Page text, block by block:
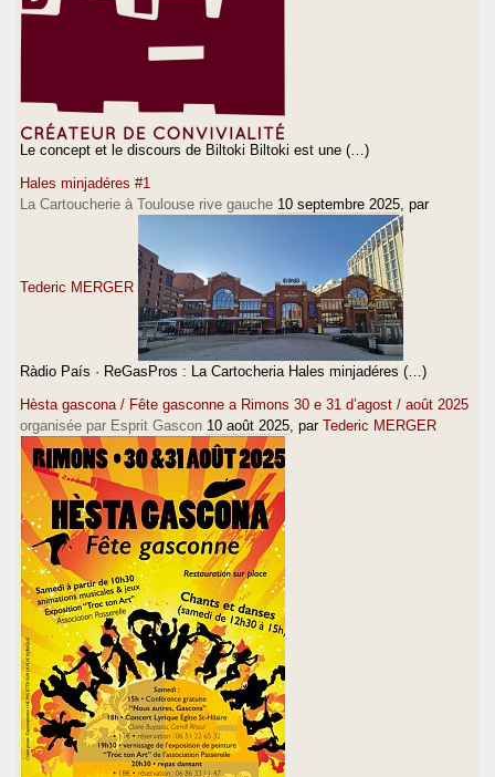
Le concept et le discours de Biltoki Biltoki est une (…)
Hales minjadéres #1
La Cartoucherie à Toulouse rive gauche 10 septembre 2025 , par
Tederic MERGER
Ràdio País · ReGasPros : La Cartocheria Hales minjadéres (…)
Hèsta gascona / Fête gasconne a Rimons 30 e 31 d’agost / août 2025
organisée par Esprit Gascon 10 août 2025 , par Tederic MERGER